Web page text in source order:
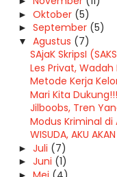
► Oktober (5)
► September (5)
▼ Agustus (7)
SAjaK SkripsI
Les Privat,
Metode Kerja
Mari Kita
Jilboobs, Tren
Modus Kriminal di
WISUDA, AKU
► Juli (7)
► Juni (1)
►